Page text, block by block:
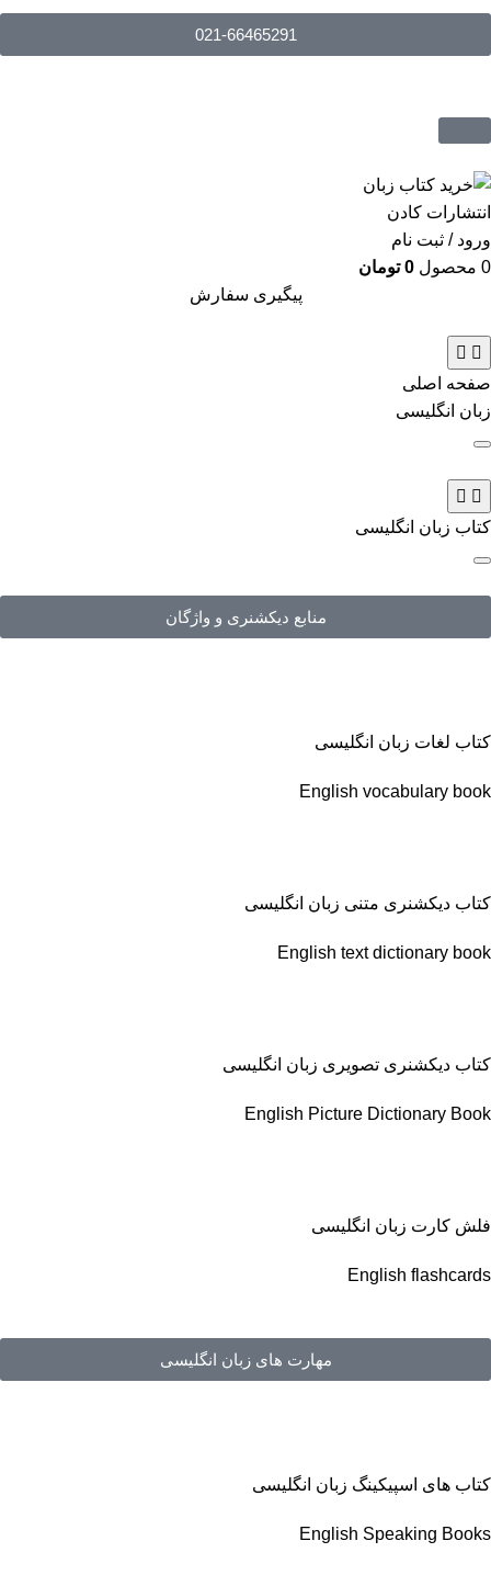
021-66465291
ورود / ثبت نام
0 محصول 0 تومان
پیگیری سفارش
صفحه اصلی
زبان انگلیسی
کتاب زبان انگلیسی
منابع دیکشنری و واژگان
کتاب لغات زبان انگلیسی
English vocabulary book
کتاب دیکشنری متنی زبان انگلیسی
English text dictionary book
کتاب دیکشنری تصویری زبان انگلیسی
English Picture Dictionary Book
فلش کارت زبان انگلیسی
English flashcards
مهارت های زبان انگلیسی
کتاب های اسپیکینگ زبان انگلیسی
English Speaking Books